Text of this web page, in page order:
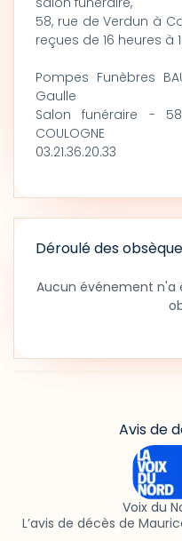
58, rue de Verdun à
reçues de 16 heures à
Pompes Funèbres
Gaulle
Salon funéraire -
COULOGNE
03.21.36.20.33
Déroulé des
Aucun événement n'a
Avis de
Voix du
L’avis de décès de